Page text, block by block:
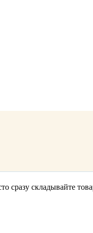
сразу складывайте